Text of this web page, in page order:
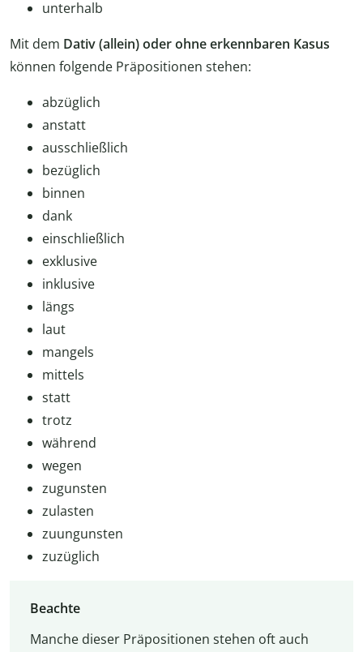
unterhalb
Mit dem Dativ (allein) oder ohne erkennbaren Kasus
können folgende Präpositionen stehen:
abzüglich
anstatt
ausschließlich
bezüglich
binnen
dank
einschließlich
exklusive
inklusive
längs
laut
mangels
mittels
statt
trotz
während
wegen
zugunsten
zulasten
zuungunsten
zuzüglich
Beachte
Manche dieser Präpositionen stehen oft auch